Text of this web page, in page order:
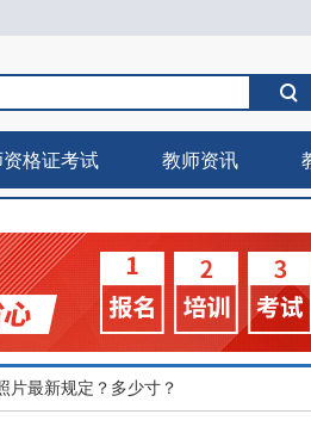
格证考试 教师资讯
片最新规定？多少寸？